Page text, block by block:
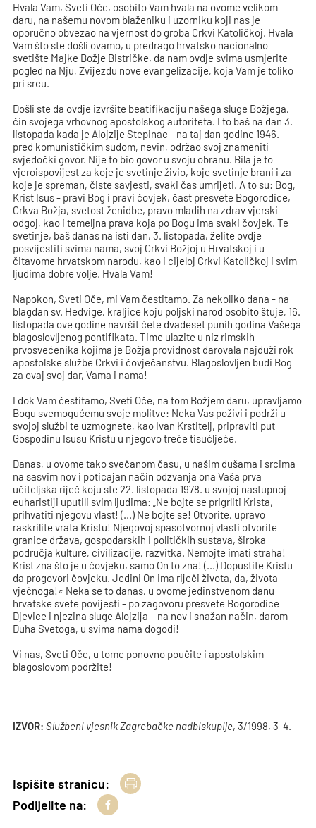
Hvala Vam, Sveti Oče, osobito Vam hvala na ovome velikom
daru, na našemu novom blaženiku i uzorniku koji nas je
oporučno obvezao na vjernost do groba Crkvi Katoličkoj. Hvala
Vam što ste došli ovamo, u predrago hrvatsko nacionalno
svetište Majke Božje Bistričke, da nam ovdje svima usmjerite
pogled na Nju, Zvijezdu nove evangelizacije, koja Vam je toliko
pri srcu.
Došli ste da ovdje izvršite beatifikaciju našega sluge Božjega,
čin svojega vrhovnog apostolskog autoriteta. I to baš na dan 3.
listopada kada je Alojzije Stepinac - na taj dan godine 1946. –
pred komunističkim sudom, nevin, održao svoj znameniti
svjedočki govor. Nije to bio govor u svoju obranu. Bila je to
vjeroispovijest za koje je svetinje živio, koje svetinje brani i za
koje je spreman, čiste savjesti, svaki čas umrijeti. A to su: Bog,
Krist Isus - pravi Bog i pravi čovjek, čast presvete Bogorodice,
Crkva Božja, svetost ženidbe, pravo mladih na zdrav vjerski
odgoj, kao i temeljna prava koja po Bogu ima svaki čovjek. Te
svetinje, baš danas na isti dan, 3. listopada, želite ovdje
posvijestiti svima nama, svoj Crkvi Božjoj u Hrvatskoj i u
čitavome hrvatskom narodu, kao i cijeloj Crkvi Katoličkoj i svim
ljudima dobre volje. Hvala Vam!
Napokon, Sveti Oče, mi Vam čestitamo. Za nekoliko dana - na
blagdan sv. Hedvige, kraljice koju poljski narod osobito štuje, 16.
listopada ove godine navršit ćete dvadeset punih godina Vašega
blagoslovljenog pontifikata. Time ulazite u niz rimskih
prvosvećenika kojima je Božja providnost darovala najduži rok
apostolske službe Crkvi i čovječanstvu. Blagoslovljen budi Bog
za ovaj svoj dar, Vama i nama!
I dok Vam čestitamo, Sveti Oče, na tom Božjem daru, upravljamo
Bogu svemogućemu svoje molitve: Neka Vas poživi i podrži u
svojoj službi te uzmognete, kao Ivan Krstitelj, pripraviti put
Gospodinu Isusu Kristu u njegovo treće tisućljeće.
Danas, u ovome tako svečanom času, u našim dušama i srcima
na sasvim nov i poticajan način odzvanja ona Vaša prva
učiteljska riječ koju ste 22. listopada 1978. u svojoj nastupnoj
euharistiji uputili svim ljudima: „Ne bojte se prigrliti Krista,
prihvatiti njegovu vlast! (...) Ne bojte se! Otvorite, upravo
raskrilite vrata Kristu! Njegovoj spasotvornoj vlasti otvorite
granice država, gospodarskih i političkih sustava, široka
područja kulture, civilizacije, razvitka. Nemojte imati straha!
Krist zna što je u čovjeku, samo On to zna! (...) Dopustite Kristu
da progovori čovjeku. Jedini On ima riječi života, da, života
vječnoga!« Neka se to danas, u ovome jedinstvenom danu
hrvatske svete povijesti - po zagovoru presvete Bogorodice
Djevice i njezina sluge Alojzija – na nov i snažan način, darom
Duha Svetoga, u svima nama dogodi!
Vi nas, Sveti Oče, u tome ponovno poučite i apostolskim
blagoslovom podržite!
IZVOR:Službeni vjesnik Zagrebačke nadbiskupije, 3/1998, 3-4.
Ispišite stranicu:
Podijelite na: